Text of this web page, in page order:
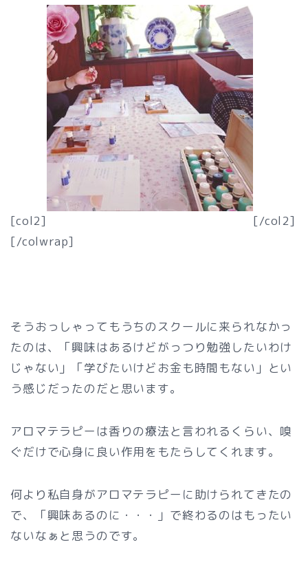
[col2]
[/col2]
[/colwrap]
そうおっしゃってもうちのスクールに来られなかっ
たのは、「興味はあるけどがっつり勉強したいわけ
じゃない」「学びたいけどお金も時間もない」とい
う感じだったのだと思います。
アロマテラピーは香りの療法と言われるくらい、嗅
ぐだけで心身に良い作用をもたらしてくれます。
何より私自身がアロマテラピーに助けられてきたの
で、「興味あるのに・・・」で終わるのはもったい
ないなぁと思うのです。